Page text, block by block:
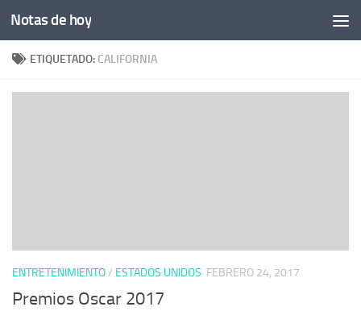
Saltar al contenido
Notas de hoy
ETIQUETADO: CALIFORNIA
ENTRETENIMIENTO/ ESTADOS UNIDOS FEBRERO 24, 2017
Premios Oscar 2017